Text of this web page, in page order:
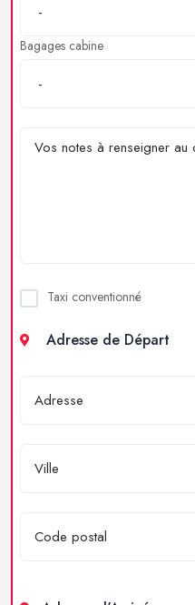
Bagages cabine
Taxi conventionné
Adresse de Départ